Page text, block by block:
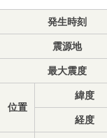
発生時刻
震源地
最大震度
位置
緯度
経度